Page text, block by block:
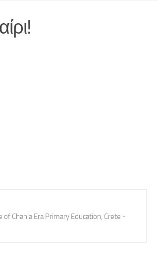
Chania Era Primary Education, Crete -